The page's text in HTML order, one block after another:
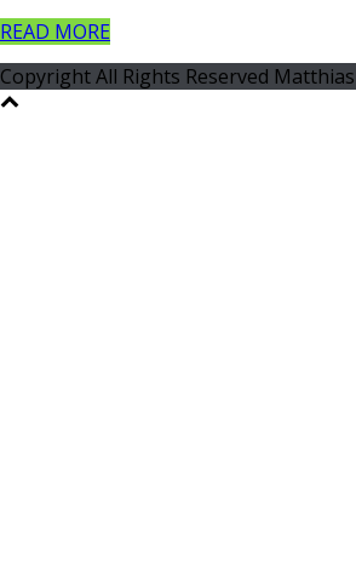
READ MORE
Copyright All Rights Reserved